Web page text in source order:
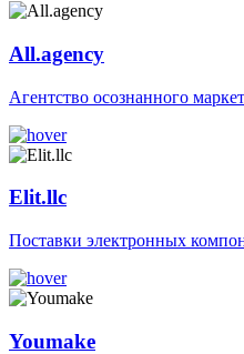
All.agency
Агентство осознанного
Elit.llc
Поставки электронных
Youmake